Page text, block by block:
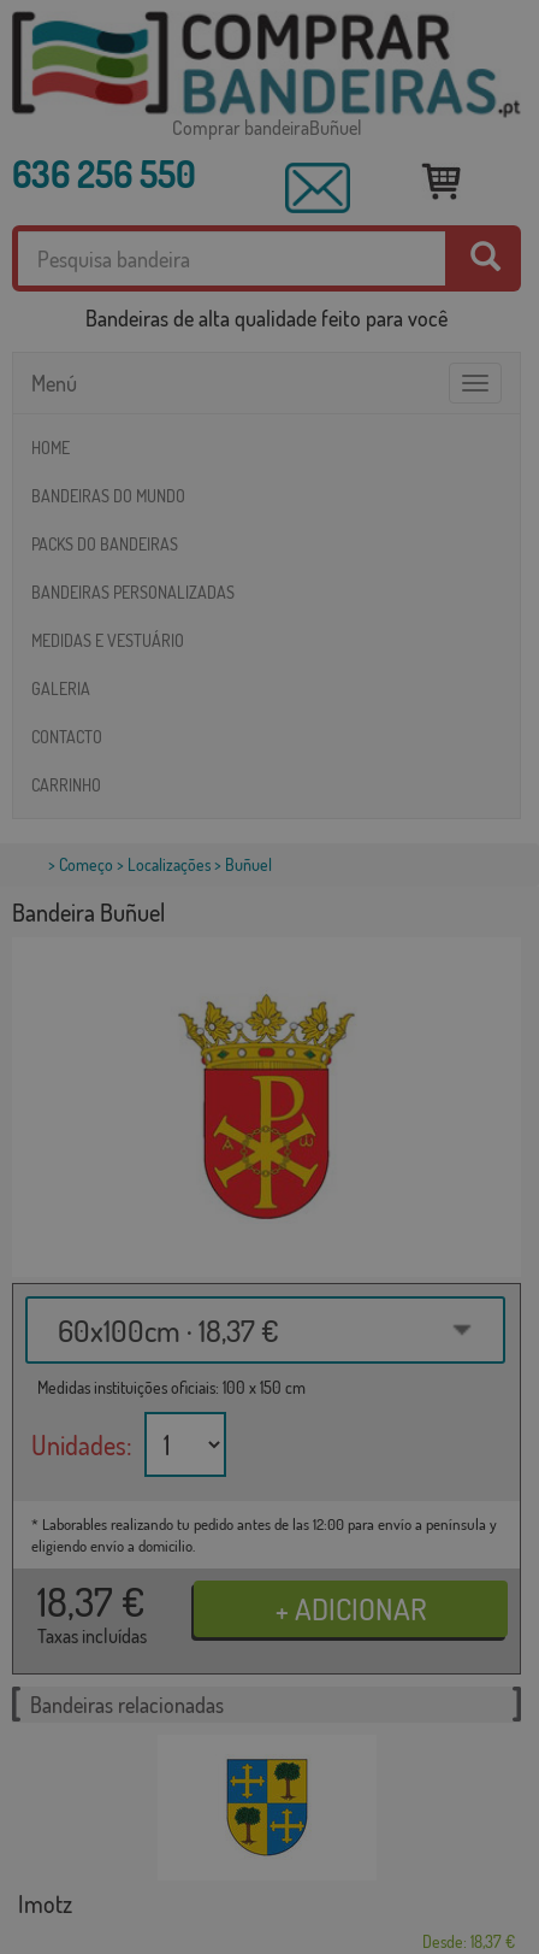
Comprar bandeiraBuñuel
636 256 550
Bandeiras de alta qualidade feito para você
Toggle
Menú
HOME
BANDEIRAS DO MUNDO
PACKS DO BANDEIRAS
BANDEIRAS PERSONALIZADAS
MEDIDAS E VESTUÁRIO
GALERIA
CONTACTO
CARRINHO
> Começo > Localizações> Buñuel
Bandeira Buñuel
60x100cm · 18,37 €
Medidas instituições oficiais: 100 x 150 cm
Unidades:
* Laborables realizando tu pedido antes de las 12:00 para envío a península y
eligiendo envío a domicilio.
18,37 €
Taxas incluídas
Bandeiras relacionadas
Imotz
Desde: 18,37 €